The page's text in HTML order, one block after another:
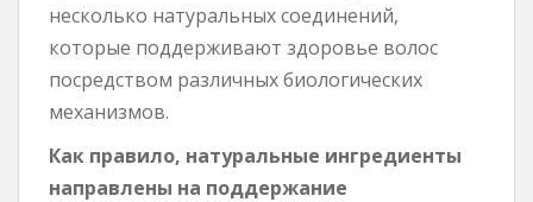
несколько натуральных соединений,
которые поддерживают здоровье волос
посредством различных биологических
механизмов.
Как правило, натуральные ингредиенты
направлены на поддержание